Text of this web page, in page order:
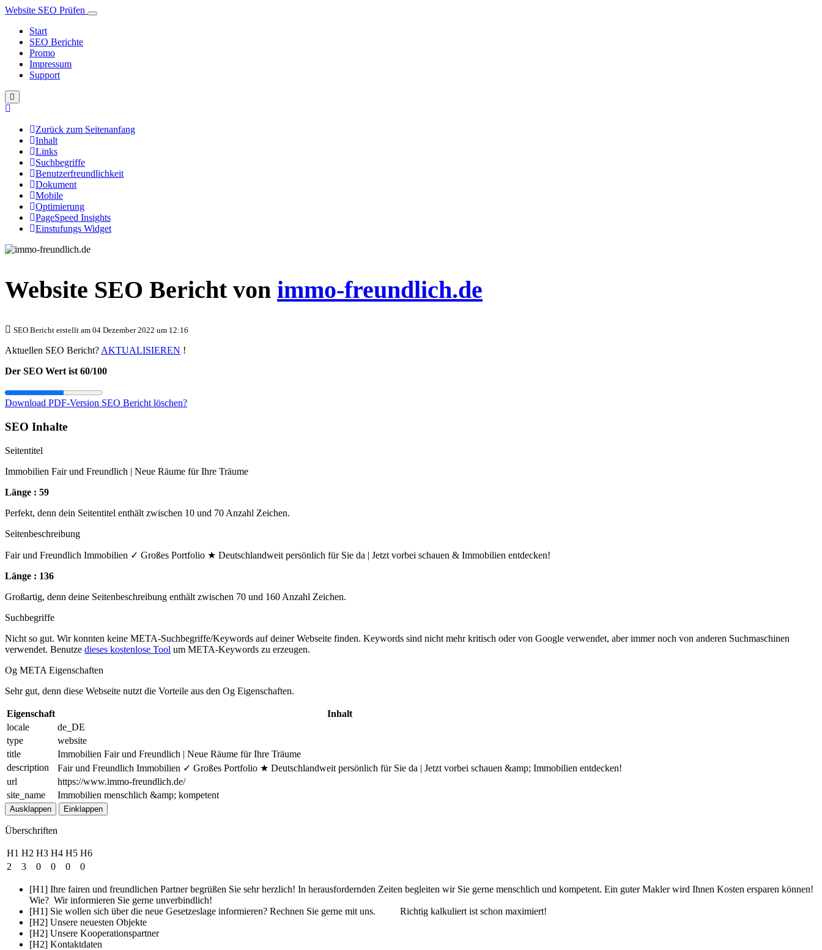
Website SEO Prüfen
Start
SEO Berichte
Promo
Impressum
Support
Zurück zum Seitenanfang
Inhalt
Links
Suchbegriffe
Benutzerfreundlichkeit
Dokument
Mobile
Optimierung
PageSpeed Insights
Einstufungs Widget
Website SEO Bericht von immo-freundlich.de
SEO Bericht erstellt am 04 Dezember 2022 um 12:16
Aktuellen SEO Bericht? AKTUALISIEREN !
Der SEO Wert ist 60/100
Download PDF-Version SEO Bericht löschen?
SEO Inhalte
Seitentitel
Immobilien Fair und Freundlich | Neue Räume für Ihre Träume
Länge : 59
Perfekt, denn dein Seitentitel enthält zwischen 10 und 70 Anzahl Zeichen.
Seitenbeschreibung
Fair und Freundlich Immobilien ✓ Großes Portfolio ★ Deutschlandweit persönlich für Sie da | Jetzt vorbei schauen & Immobilien entdecken!
Länge : 136
Großartig, denn deine Seitenbeschreibung enthält zwischen 70 und 160 Anzahl Zeichen.
Suchbegriffe
Nicht so gut. Wir konnten keine META-Suchbegriffe/Keywords auf deiner Webseite finden. Keywords sind nicht mehr kritisch oder von Google verwendet, aber immer noch von anderen Suchmaschinen
verwendet. Benutze dieses kostenlose Tool um META-Keywords zu erzeugen.
Og META Eigenschaften
Sehr gut, denn diese Webseite nutzt die Vorteile aus den Og Eigenschaften.
Eigenschaft
Inhalt
locale
de_DE
type
website
title
Immobilien Fair und Freundlich | Neue Räume für Ihre Träume
description
Fair und Freundlich Immobilien ✓ Großes Portfolio ★ Deutschlandweit persönlich für Sie da | Jetzt vorbei schauen &amp; Immobilien entdecken!
url
https://www.immo-freundlich.de/
site_name
Immobilien menschlich &amp; kompetent
Ausklappen Einklappen
Überschriften
H1 H2 H3 H4 H5 H6
2
3 0 0 0 0
[H1] Ihre fairen und freundlichen Partner begrüßen Sie sehr herzlich! In herausfordernden Zeiten begleiten wir Sie gerne menschlich und kompetent. Ein guter Makler wird Ihnen Kosten ersparen können!
Wie? Wir informieren Sie gerne unverbindlich!
[H1] Sie wollen sich über die neue Gesetzeslage informieren? Rechnen Sie gerne mit uns. Richtig kalkuliert ist schon maximiert!
[H2] Unsere neuesten Objekte
[H2] Unsere Kooperationspartner
[H2] Kontaktdaten